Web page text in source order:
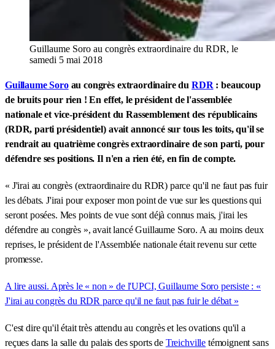
Guillaume Soro au congrès extraordinaire du RDR, le
samedi 5 mai 2018
Guillaume Soroau congrès extraordinaire du RDR : beaucoup
de bruits pour rien ! En effet, le président de l'assemblée
nationale et vice-président du Rassemblement des républicains
(RDR, parti présidentiel) avait annoncé sur tous les toits, qu'il se
rendrait au quatrième congrès extraordinaire de son parti, pour
défendre ses positions. Il n'en a rien été, en fin de compte.
« J'irai au congrès (extraordinaire du RDR) parce qu'il ne faut pas fuir
les débats. J'irai pour exposer mon point de vue sur les questions qui
seront posées. Mes points de vue sont déjà connus mais, j'irai les
défendre au congrès », avait lancé Guillaume Soro. A au moins deux
reprises, le président de l'Assemblée nationale était revenu sur cette
promesse.
A lire aussi. Après le « non » de l'UPCI, Guillaume Soro persiste : «
J'irai au congrès du RDR parce qu'il ne faut pas fuir le débat »
C'est dire qu'il était très attendu au congrès et les ovations qu'il a
reçues dans la salle du palais des sports de Treichville témoignent sans